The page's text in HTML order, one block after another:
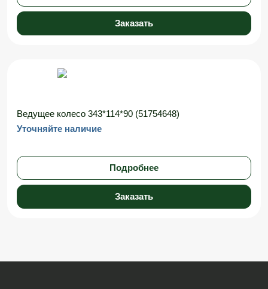
Заказать
Ведущее колесо 343*114*90 (51754648)
Уточняйте наличие
Подробнее
Заказать